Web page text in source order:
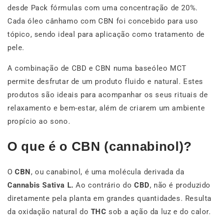
desde Pack fórmulas com uma concentração de 20%.
Cada óleo cânhamo com CBN foi concebido para uso
tópico, sendo ideal para aplicação como tratamento de
pele.
A combinação de CBD e CBN numa baseóleo MCT
permite desfrutar de um produto fluido e natural. Estes
produtos são ideais para acompanhar os seus rituais de
relaxamento e bem-estar, além de criarem um ambiente
propício ao sono.
O que é o CBN (cannabinol)?
OCBN, ou canabinol, é uma molécula derivada da
Cannabis Sativa L. Ao contrário doCBD, não é produzido
diretamente pela planta em grandes quantidades. Resulta
da oxidação natural do THC sob a ação da luz e do calor.